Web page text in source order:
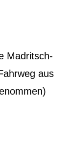
Madritsch-
aus